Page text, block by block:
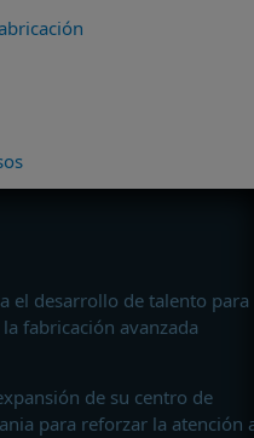
el desarrollo de talento para
fabricación avanzada
de su centro de
para reforzar la atención